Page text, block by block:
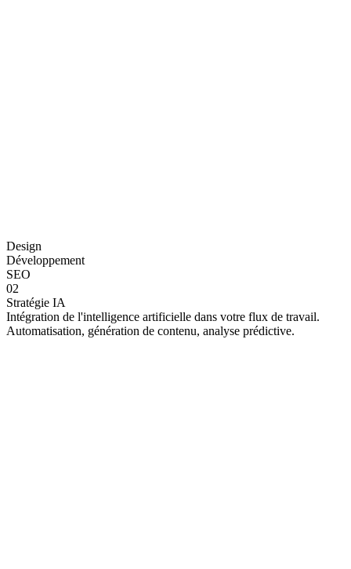
Design
Développement
SEO
02
Stratégie IA
Intégration de l'intelligence artificielle dans votre flux de travail.
Automatisation, génération de contenu, analyse prédictive.